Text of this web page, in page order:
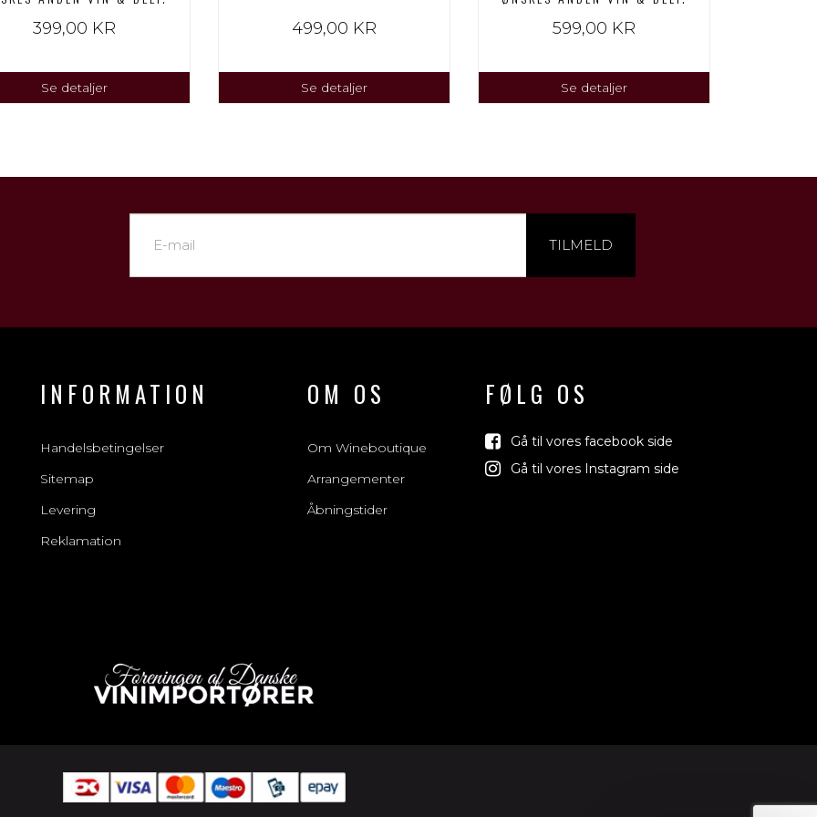
399,00 KR
Se detaljer
499,00 KR
Se detaljer
599,00 KR
Se detaljer
TILMELD
INFORMATION
Handelsbetingelser
Sitemap
Levering
Reklamation
OM OS
Om Wineboutique
Arrangementer
Åbningstider
FØLG OS
Gå til vores facebook side
Gå til vores Instagram side